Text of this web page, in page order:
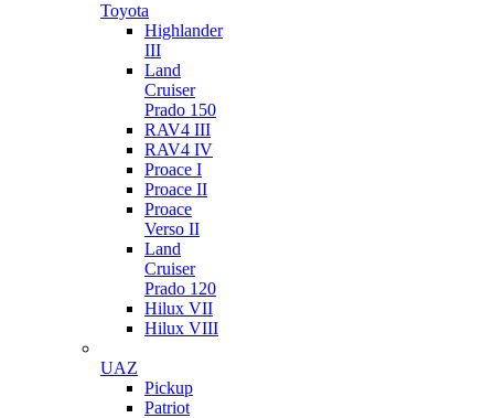
Toyota
Highlander
III
Land
Cruiser
Prado 150
RAV4 III
RAV4 IV
Proace I
Proace II
Proace
Verso II
Land
Cruiser
Prado 120
Hilux VII
Hilux VIII
UAZ
Pickup
Patriot